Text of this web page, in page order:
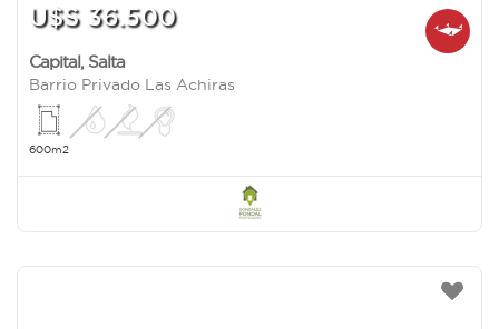
U$S 36.500
Capital, Salta
Barrio Privado Las Achiras
600m2